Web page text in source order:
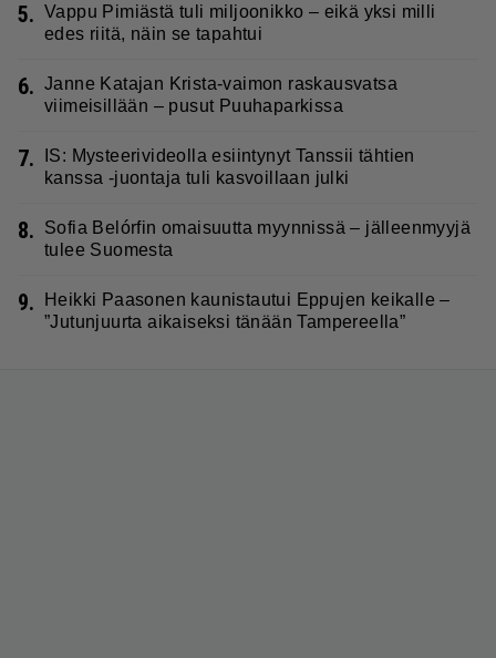
5. Vappu Pimiästä tuli miljoonikko – eikä yksi milli
edes riitä, näin se tapahtui
6. Janne Katajan Krista-vaimon raskausvatsa
viimeisillään – pusut Puuhaparkissa
7.
IS: Mysteerivideolla esiintynyt Tanssii tähtien
kanssa -juontaja tuli kasvoillaan julki
8.
Sofia Belórfin omaisuutta myynnissä – jälleenmyyjä
tulee Suomesta
9.
Heikki Paasonen kaunistautui Eppujen keikalle –
”Jutunjuurta aikaiseksi tänään Tampereella”